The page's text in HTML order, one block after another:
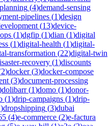
(4)demand-sensing
pipelines (1)design
(13)device-
(1)dgfip (1)dian (1)digital
(1)digital-health (1)digital-
transformation (22)digital-twin
recovery (1)discounts
2)docker(3)docker-compose
(3)document-processing
dolibarr(1)domo (1)donor-
(1)drip-campaigns (1)drip-
)dropshipping (3)dubai
(4)e-commerce (2)e-factura